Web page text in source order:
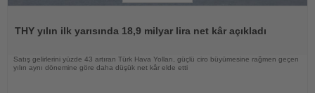
THY yılın ilk yarısında 18,9 milyar lira net kâr açıkladı
Satış gelirlerini yüzde 43 artıran Türk Hava Yolları, güçlü ciro büyümesine rağmen geçen
yılın aynı dönemine göre daha düşük net kâr elde etti